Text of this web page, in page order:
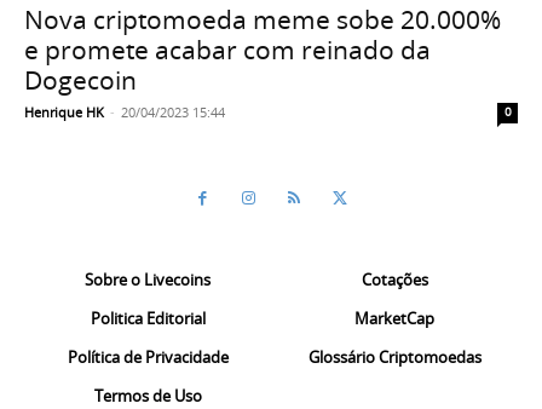
Nova criptomoeda meme sobe 20.000%
e promete acabar com reinado da
Dogecoin
Henrique HK - 20/04/2023 15:44 0
Sobre o Livecoins
Politica Editorial
Política de Privacidade
Termos de Uso
Cotações
MarketCap
Glossário Criptomoedas